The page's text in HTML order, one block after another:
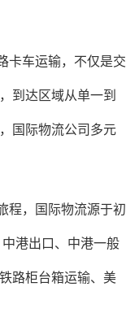
卡车运输，不仅是交
到达区域从单一到
国际物流公司多元
程，国际物流源于初
港出口、中港一般
路柜台箱运输、美